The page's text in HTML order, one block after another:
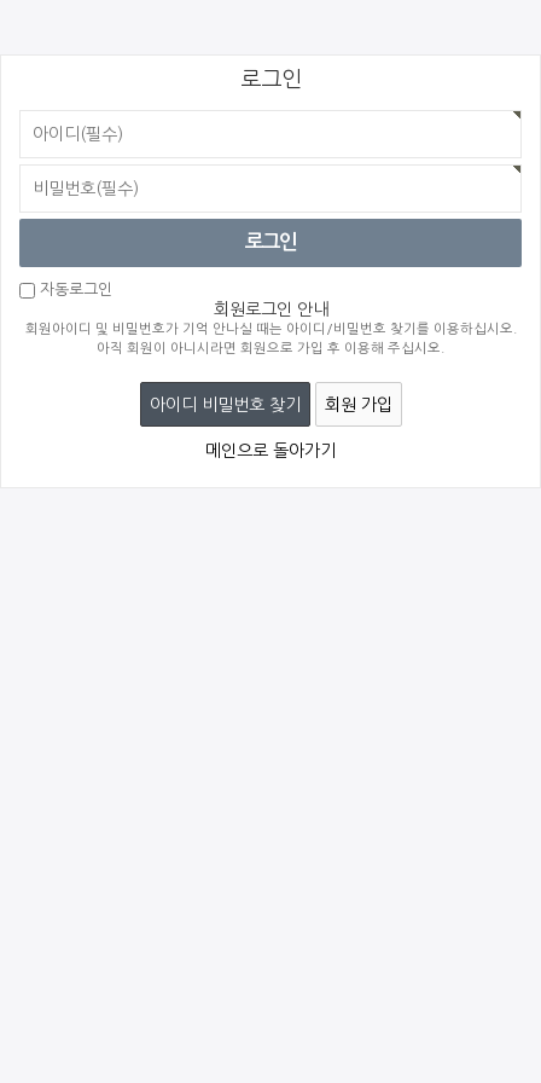
로그인
자동로그인
회원로그인 안내
회원아이디 및 비밀번호가 기억 안나실 때는 아이디/비밀번호 찾기를 이용하십시오.
아직 회원이 아니시라면 회원으로 가입 후 이용해 주십시오.
아이디 비밀번호 찾기 회원 가입
메인으로 돌아가기